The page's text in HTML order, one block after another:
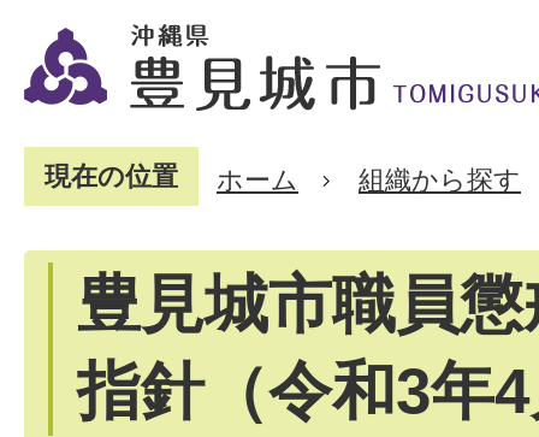
現在の位置 ホーム 組織から探す
豊見城市職員
指針（令和3年